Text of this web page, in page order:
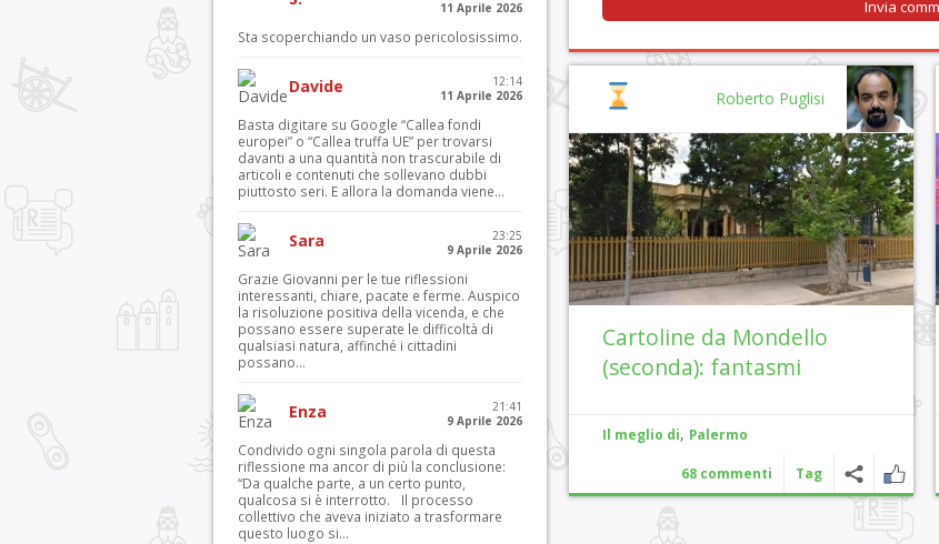
Roberto Puglisi
Cartoline da Mondello
(seconda): fantasmi
Il meglio di, Palermo
68 commenti Tag
11 Aprile 2026
Sta scoperchiando un vaso pericolosissimo.
Davide
12:14
11 Aprile 2026
Basta digitare su Google “Callea fondi
europei” o “Callea truffa UE” per trovarsi
davanti a una quantità non trascurabile di
articoli e contenuti che sollevano dubbi
piuttosto seri. E allora la domanda viene...
Sara
23:25
9 Aprile 2026
Grazie Giovanni per le tue riflessioni
interessanti, chiare, pacate e ferme. Auspico
la risoluzione positiva della vicenda, e che
possano essere superate le difficoltà di
qualsiasi natura, affinché i cittadini
possano...
Enza
21:41
9 Aprile 2026
Condivido ogni singola parola di questa
riflessione ma ancor di più la conclusione:
“Da qualche parte, a un certo punto,
qualcosa si è interrotto. Il processo
collettivo che aveva iniziato a trasformare
questo luogo si...